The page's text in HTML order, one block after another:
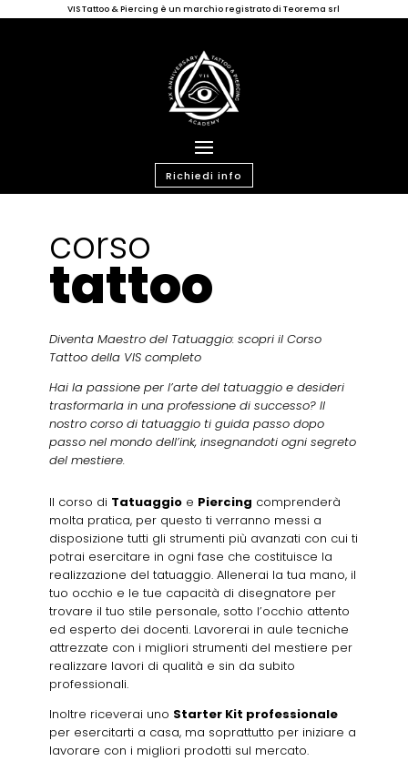
VIS Tattoo & Piercing è un marchio registrato di Teorema srl
Richiedi info
corso
tattoo
Diventa Maestro del Tatuaggio: scopri il Corso
Tattoo della VIS completo
Hai la passione per l’arte del tatuaggio e desideri
trasformarla in una professione di successo? Il
nostro corso di tatuaggio ti guida passo dopo
passo nel mondo dell’ink, insegnandoti ogni segreto
del mestiere.
Il corso di Tatuaggioe Piercing comprenderà
molta pratica, per questo ti verranno messi a
disposizione tutti gli strumenti più avanzati con cui ti
potrai esercitare in ogni fase che costituisce la
realizzazione del tatuaggio. Allenerai la tua mano, il
tuo occhio e le tue capacità di disegnatore per
trovare il tuo stile personale, sotto l’occhio attento
ed esperto dei docenti. Lavorerai in aule tecniche
attrezzate con i migliori strumenti del mestiere per
realizzare lavori di qualità e sin da subito
professionali.
Inoltre riceverai uno Starter Kit professionale
per esercitarti a casa, ma soprattutto per iniziare a
lavorare con i migliori prodotti sul mercato.